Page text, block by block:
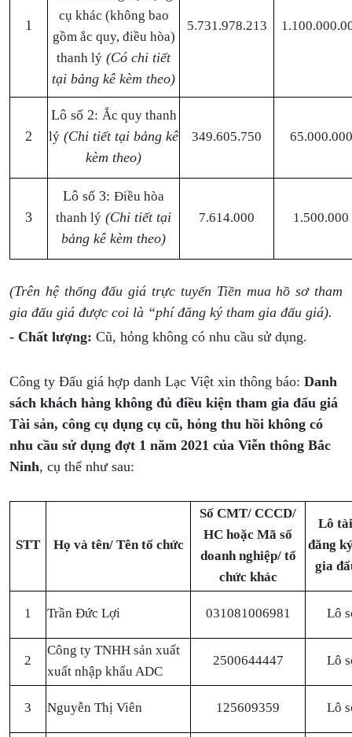
1
cụ khác (không bao
gồm ắc quy, điều hòa)
thanh lý (Có chi tiết
tại bảng kê kèm theo)
5.731.978.213
2
Lô số 2: Ắc quy thanh
lý (Chi tiết tại bảng kê
kèm theo)
349.605.750 65.000.000
3
Lô số 3: Điều hòa
thanh lý (Chi tiết tại
bảng kê kèm theo)
7.614.000 1.500.000
(Trên hệ thống đấu giá trực tuyến Tiền mua hồ sơ tham
gia đấu giá được coi là “phí đăng ký tham gia đấu giá).
- Chất lượng: Cũ, hỏng không có nhu cầu sử dụng.
Công ty Đấu giá hợp danh Lạc Việt xin thông báo: Danh
sách khách hàng không đủ điều kiện tham gia đấu giá
Tài sản, công cụ dụng cụ cũ, hỏng thu hồi không có
nhu cầu sử dụng đợt 1 năm 2021 của Viễn thông Bắc
Ninh, cụ thể như sau:
STT Họ và tên/ Tên tổ chức
Số CMT/ CCCD/
HC hoặc Mã số
doanh nghiệp/ tổ
chức khác
Lô
đăng
gia
1 Trần Đức Lợi 031081006981 Lô
2
Công ty TNHH sản xuất
xuất nhập khẩu ADC
2500644447 Lô
3 Nguyễn Thị Viên 125609359 Lô